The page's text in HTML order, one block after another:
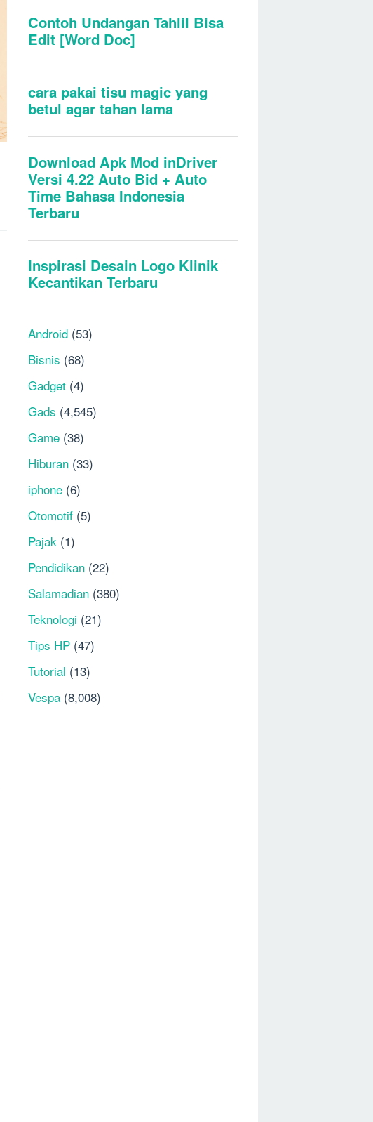
Android (53)
Bisnis (68)
Gadget (4)
Gads (4,545)
Game (38)
Hiburan (33)
iphone (6)
Otomotif (5)
Pajak (1)
Pendidikan (22)
Salamadian (380)
Teknologi (21)
Tips HP (47)
Tutorial (13)
Vespa (8,008)